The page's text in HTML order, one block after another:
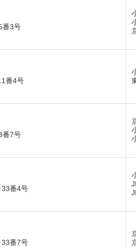
番3号
番4号
番7号
番4号
番7号